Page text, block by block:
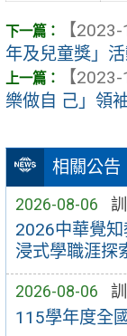
相關公告
2026-08-06
2026中華覺
浸式學職涯探
2026-08-06
115學年度全
【
年及兒童獎」
【
樂做自 己」領